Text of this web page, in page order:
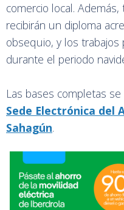
comercio local.
recibirán un diploma
obsequio, y los
durante el periodo
Las bases completas
Sede Electrónica del
Sahagún.